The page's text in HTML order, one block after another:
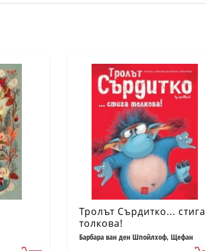
Тролът Сърдитко... стига
толкова!
Барбара ван ден Шпойлхоф, Щефан